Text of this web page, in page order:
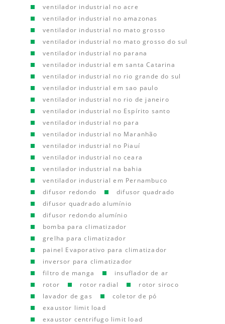
ventilador industrial no acre
ventilador industrial no amazonas
ventilador industrial no mato grosso
ventilador industrial no mato grosso do sul
ventilador industrial no parana
ventilador industrial em santa Catarina
ventilador industrial no rio grande do sul
ventilador industrial em sao paulo
ventilador industrial no rio de janeiro
ventilador industrial no Espírito santo
ventilador industrial no para
ventilador industrial no Maranhão
ventilador industrial no Piauí
ventilador industrial no ceara
ventilador industrial na bahia
ventilador industrial em Pernambuco
difusor redondo
difusor quadrado
difusor quadrado alumínio
difusor redondo alumínio
bomba para climatizador
grelha para climatizador
painel Evaporativo para climatizador
inversor para climatizador
filtro de manga
insuflador de ar
rotor
rotor radial
rotor siroco
lavador de gas
coletor de pó
exaustor limit load
exaustor centrifugo limit load